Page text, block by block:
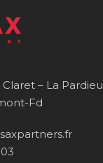
– La Pardieu
Fd